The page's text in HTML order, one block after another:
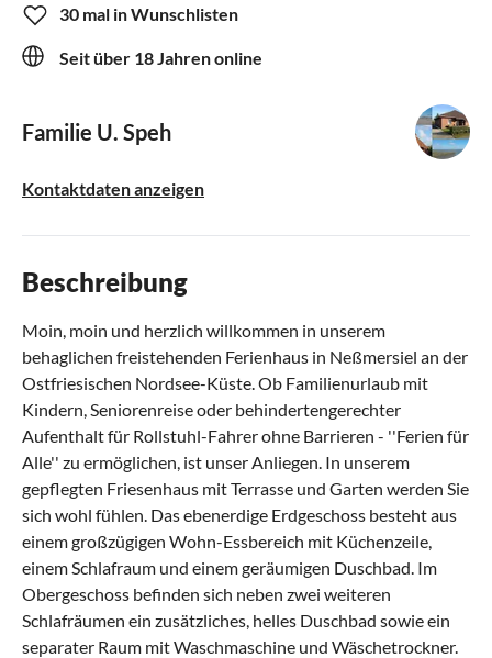
30 mal in Wunschlisten
Seit über 18 Jahren online
Familie U. Speh
Kontaktdaten anzeigen
Beschreibung
Moin, moin und herzlich willkommen in unserem
behaglichen freistehenden Ferienhaus in Neßmersiel an der
Ostfriesischen Nordsee-Küste. Ob Familienurlaub mit
Kindern, Seniorenreise oder behindertengerechter
Aufenthalt für Rollstuhl-Fahrer ohne Barrieren - ''Ferien für
Alle'' zu ermöglichen, ist unser Anliegen. In unserem
gepflegten Friesenhaus mit Terrasse und Garten werden Sie
sich wohl fühlen. Das ebenerdige Erdgeschoss besteht aus
einem großzügigen Wohn-Essbereich mit Küchenzeile,
einem Schlafraum und einem geräumigen Duschbad. Im
Obergeschoss befinden sich neben zwei weiteren
Schlafräumen ein zusätzliches, helles Duschbad sowie ein
separater Raum mit Waschmaschine und Wäschetrockner.